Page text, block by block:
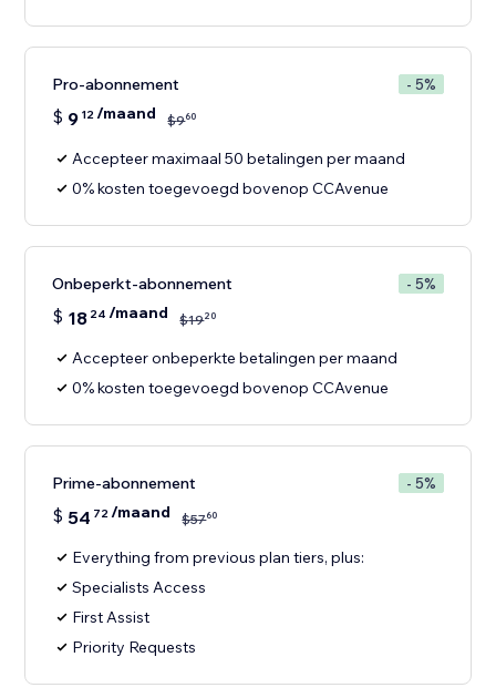
Pro-abonnement - 5%
$ 9 12/maand $960
Accepteer maximaal 50 betalingen per maand
0% kosten toegevoegd bovenop CCAvenue
Onbeperkt-abonnement - 5%
$ 18 24 /maand $1920
Accepteer onbeperkte betalingen per maand
0% kosten toegevoegd bovenop CCAvenue
Prime-abonnement - 5%
$ 54 72/maand $5760
Everything from previous plan tiers, plus:
Specialists Access
First Assist
Priority Requests